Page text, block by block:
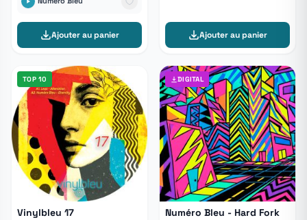
Ajouter au panier Ajouter au panier
TOP 10
Vinylbleu 17
DIGITAL
Numéro Bleu - Hard Fork